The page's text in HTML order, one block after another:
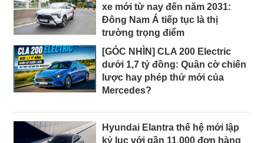
xe mới từ nay đến năm 2031:
Đông Nam Á tiếp tục là thị
trường trọng điểm
[GÓC NHÌN] CLA 200 Electric
dưới 1,7 tỷ đồng: Quân cờ chiến
lược hay phép thử mới của
Mercedes?
Hyundai Elantra thế hệ mới lập
kỷ lục với gần 11.000 đơn hàng